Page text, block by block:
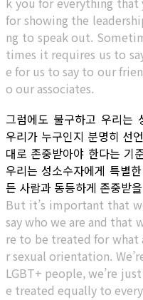
for showing the
ng to speak out.
times it requires us to
e for us to say to our
o our associates.
그럼에도 불구하고 우리는
우리가 누구인지 분명히 선
대로 존중받아야 한다는 기
우리는 성소수자에게 특별
든 사람과 동등하게 존중받
But it’s important that
say who we are and that
re to be treated for what
r sexual orientation.
LGBT+ people, we’re
e treated equally to